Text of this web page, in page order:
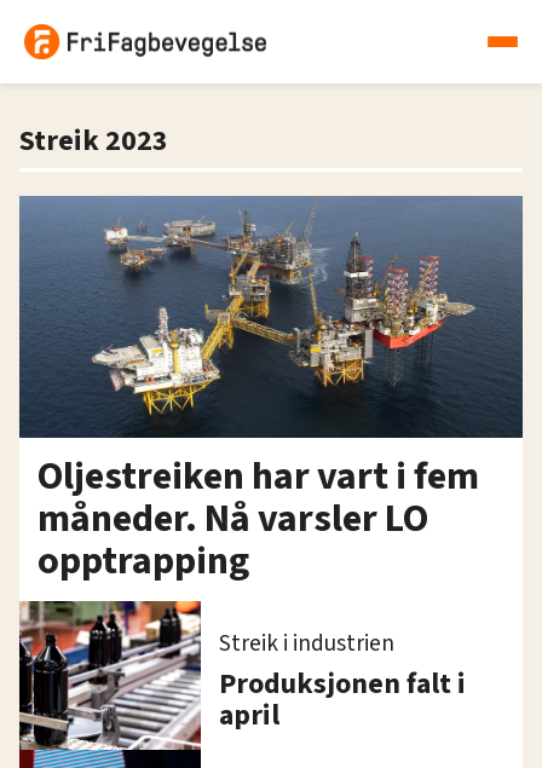
Streik 2023
Oljestreiken har vart i fem
måneder. Nå varsler LO
opptrapping
Streik i industrien
Produksjonen falt i
april